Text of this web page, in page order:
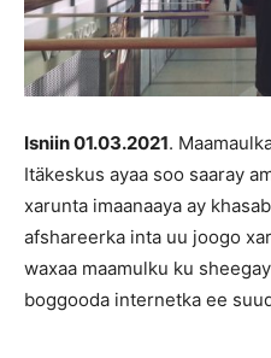
Isniin 01.03.2021.
Itäkeskus ayaa soo saaray
xarunta imaanaaya ay
afshareerka inta uu joogo
waxaa maamulku ku
boggooda internetka ee